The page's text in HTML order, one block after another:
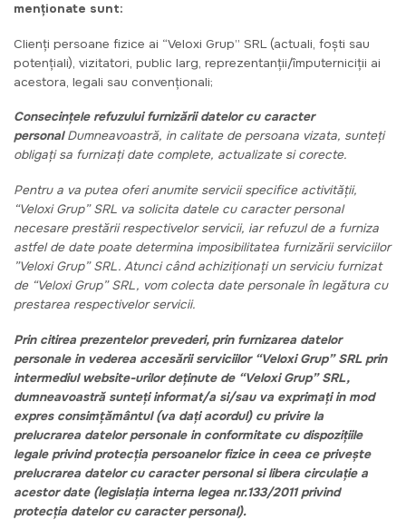
menționate sunt:
Clienți persoane fizice ai “Veloxi Grup” SRL (actuali, foști sau
potențiali), vizitatori, public larg, reprezentanții/împuterniciții ai
acestora, legali sau convenționali;
Consecințele refuzului furnizării datelor cu caracter
personal Dumneavoastră, in calitate de persoana vizata, sunteți
obligați sa furnizați date complete, actualizate si corecte.
Pentru a va putea oferi anumite servicii specifice activității,
“Veloxi Grup” SRL va solicita datele cu caracter personal
necesare prestării respectivelor servicii, iar refuzul de a furniza
astfel de date poate determina imposibilitatea furnizării serviciilor
”Veloxi Grup” SRL. Atunci când achiziționați un serviciu furnizat
de “Veloxi Grup” SRL, vom colecta date personale în legătura cu
prestarea respectivelor servicii.
Prin citirea prezentelor prevederi, prin furnizarea datelor
personale in vederea accesării serviciilor “Veloxi Grup” SRL prin
intermediul website-urilor deținute de “Veloxi Grup” SRL,
dumneavoastră sunteți informat/a si/sau va exprimați in mod
expres consimțământul (va dați acordul) cu privire la
prelucrarea datelor personale in conformitate cu dispozițiile
legale privind protecția persoanelor fizice in ceea ce privește
prelucrarea datelor cu caracter personal si libera circulație a
acestor date (legislația interna legea nr.133/2011 privind
protecția datelor cu caracter personal).